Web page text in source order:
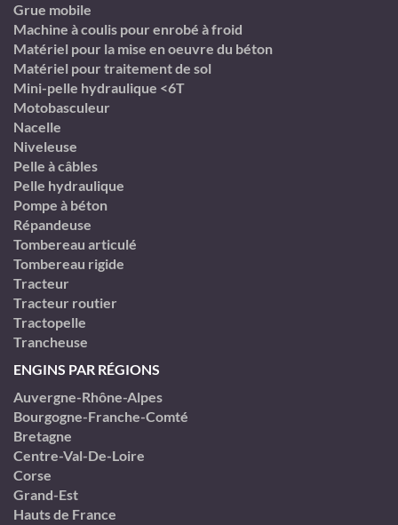
Grue mobile
Machine à coulis pour enrobé à froid
Matériel pour la mise en oeuvre du béton
Matériel pour traitement de sol
Mini-pelle hydraulique <6T
Motobasculeur
Nacelle
Niveleuse
Pelle à câbles
Pelle hydraulique
Pompe à béton
Répandeuse
Tombereau articulé
Tombereau rigide
Tracteur
Tracteur routier
Tractopelle
Trancheuse
ENGINS PAR RÉGIONS
Auvergne-Rhône-Alpes
Bourgogne-Franche-Comté
Bretagne
Centre-Val-De-Loire
Corse
Grand-Est
Hauts de France